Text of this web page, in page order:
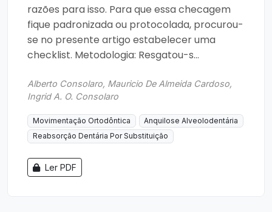
razões para isso. Para que essa checagem
fique padronizada ou protocolada, procurou-
se no presente artigo estabelecer uma
checklist. Metodologia: Resgatou-s...
Alberto Consolaro, Mauricio De Almeida Cardoso,
Ingrid A. O. Consolaro
Movimentação Ortodôntica
Anquilose Alveolodentária
Reabsorção Dentária Por Substituição
Ler PDF